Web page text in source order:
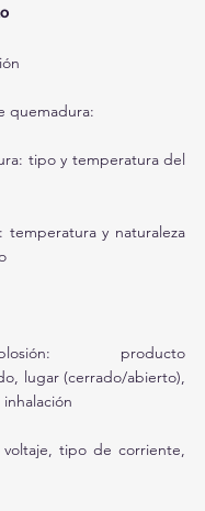
quemadura:
tipo y temperatura del
temperatura y naturaleza
producto
lugar (cerrado/abierto),
voltaje, tipo de corriente,